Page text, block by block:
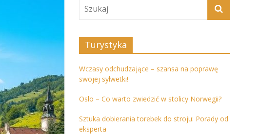
Turystyka
Wczasy odchudzające – szansa na poprawę
swojej sylwetki!
Oslo – Co warto zwiedzić w stolicy Norwegii?
Sztuka dobierania torebek do stroju: Porady od
eksperta